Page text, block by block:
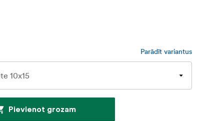
Parādīt variantus
Pievienot grozam